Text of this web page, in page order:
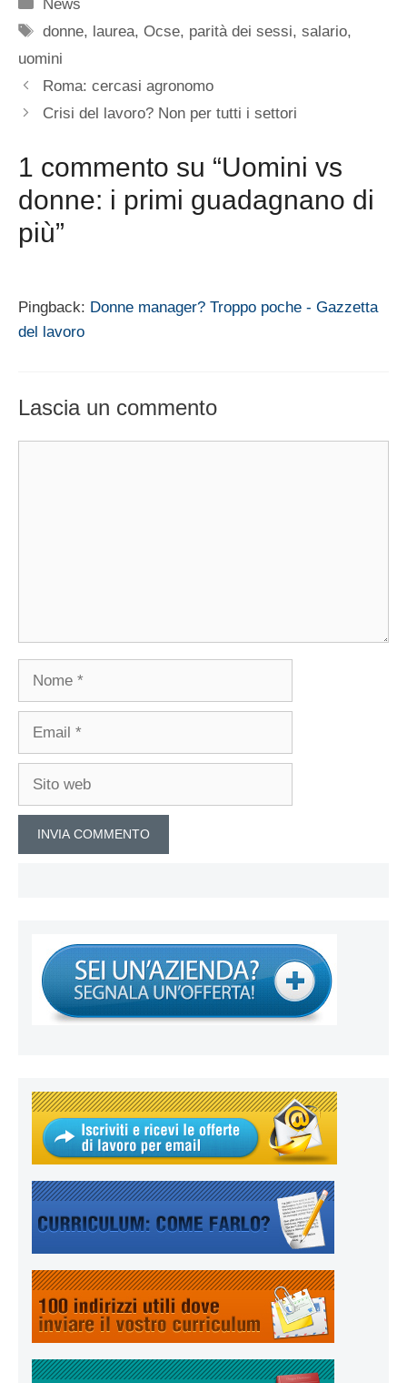
News
Tag
donne, laurea,Ocse, parità dei sessi,salario,
uomini
Roma: cercasi agronomo
Crisi del lavoro? Non per tutti i settori
1 commento su “Uomini vs
donne: i primi guadagnano di
più”
Pingback: Donne manager? Troppo poche - Gazzetta
del lavoro
Lascia un commento
Nome
Email
Sito